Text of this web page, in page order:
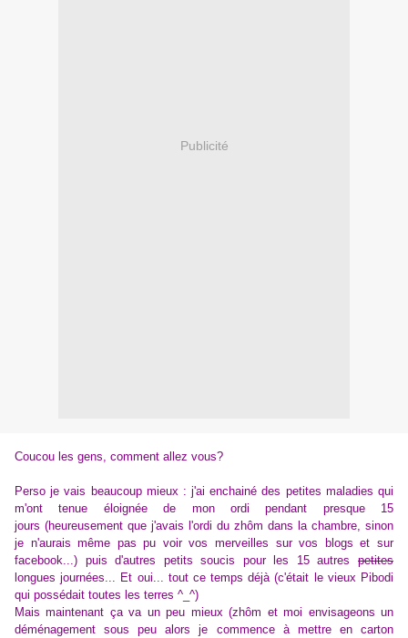
Publicité
Coucou les gens, comment allez vous?
Perso je vais beaucoup mieux : j'ai enchainé des petites maladies qui
m'ont tenue éloignée de mon ordi pendant presque 15
jours (heureusement que j'avais l'ordi du zhôm dans la chambre, sinon
je n'aurais même pas pu voir vos merveilles sur vos blogs et sur
facebook...) puis d'autres petits soucis pour les 15 autres petites
longues journées... Et oui... tout ce temps déjà (c'était le vieux Pibodi
qui possédait toutes les terres ^_^)
Mais maintenant ça va un peu mieux (zhôm et moi envisageons un
déménagement sous peu alors je commence à mettre en carton